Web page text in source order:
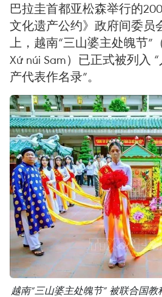
巴拉圭首都亚松森举行的
文化遗产公约》政府间委员
上，越南“三山婆主处魄节”
Xứ núi Sam）已正式被列入
产代表作名录”。
越南“三山婆主处魄节” 被联合国